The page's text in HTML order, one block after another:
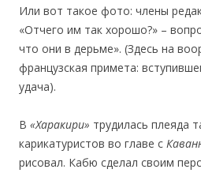
Или вот такое фото: члены
«Отчего им так хорошо?» –
что они в дерьме». (Здесь на
французская примета:
удача).
В «Харакири» трудилась плеяда
карикатуристов во главе с
рисовал. Кабю сделал своим